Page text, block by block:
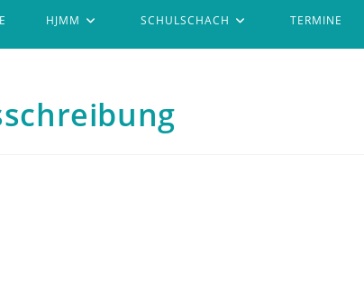
HJMM SCHULSCHACH TERMINE